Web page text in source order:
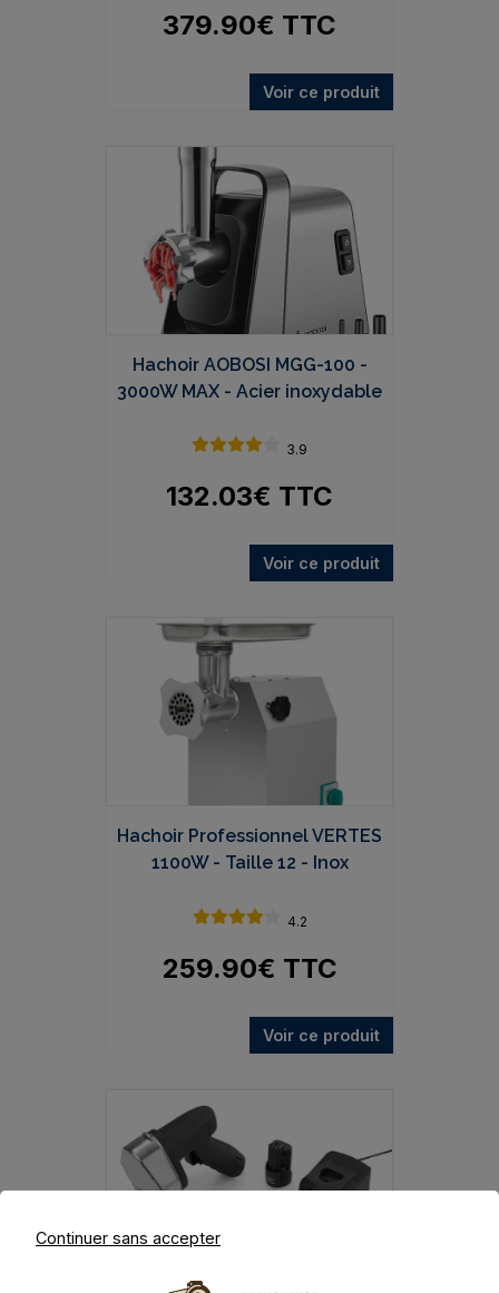
379.90€ TTC
Voir ce produit
Hachoir AOBOSI MGG-100 -
3000W MAX - Acier inoxydable
3.9
132.03€ TTC
Voir ce produit
Hachoir Professionnel VERTES
1100W - Taille 12 - Inox
4.2
259.90€ TTC
Voir ce produit
Continuer sans accepter